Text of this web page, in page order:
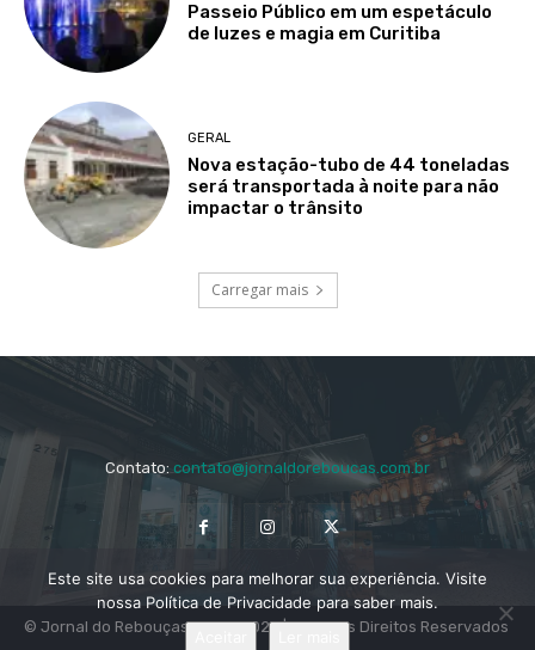
Passeio Público em um espetáculo
de luzes e magia em Curitiba
GERAL
Nova estação-tubo de 44 toneladas
será transportada à noite para não
impactar o trânsito
Carregar mais
Contato: contato@jornaldoreboucas.com.br
© Jornal do Rebouças 2014 - 2024 | Todos os Direitos Reservados
Este site usa cookies para melhorar sua experiência. Visite
nossa Política de Privacidade para saber mais.